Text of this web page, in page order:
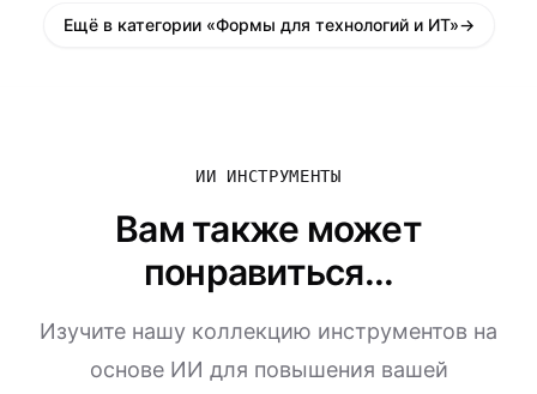
Ещё в категории «Формы для технологий и ИТ»→
ИИ ИНСТРУМЕНТЫ
Вам также может
понравиться...
Изучите нашу коллекцию инструментов на
основе ИИ для повышения вашей